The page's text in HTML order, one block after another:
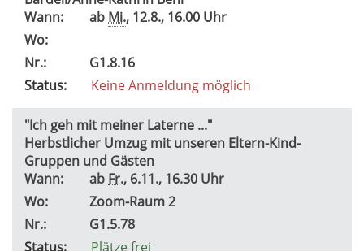
Wann:
ab Mi., 12.8., 16.00 Uhr
Wo:
Nr.:
G1.8.16
Status:
Keine Anmeldung möglich
"Ich geh mit meiner Laterne ..."
Herbstlicher Umzug mit unseren Eltern-Kind-
Gruppen und Gästen
Wann:
ab Fr., 6.11., 16.30 Uhr
Wo:
Zoom-Raum 2
Nr.:
G1.5.78
Status:
Plätze frei